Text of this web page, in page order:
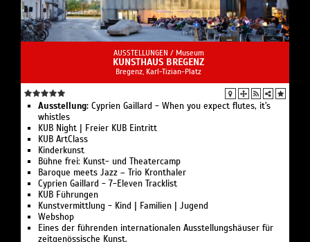
AUSSTELLUNGEN / Museum
KUNSTHAUS BREGENZ
Bregenz, Karl-Tizian-Platz
Ausstellung: Cyprien Gaillard - When you expect flutes, it's
whistles
KUB Night | Freier KUB Eintritt
KUB ArtClass
Kinderkunst
Bühne frei: Kunst- und Theatercamp
Baroque meets Jazz – Trio Kronthaler
Cyprien Gaillard - 7-Eleven Tracklist
KUB Führungen
Kunstvermittlung - Kind | Familien | Jugend
Webshop
Eines der führenden internationalen Ausstellungshäuser für
zeitgenössische Kunst.